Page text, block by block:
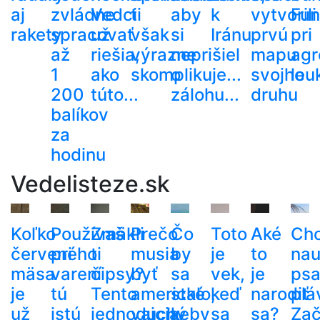
aj
rakety
zvládne
spracovať
až
1
200
balíkov
za
hodinu
Vedci
už
riešia,
ako
túto...
ti
však
výrazne
skomplikuje...
aby
si
neprišiel
o
zálohu...
k
Iránu
vytvorili
prvú
mapu
svojho
druhu
pri
Vedelisteze.sk
Koľko
červeného
mäsa
je
už
Používaš
pri
varení
tú
istú
Zmäkli
ti
čipsy?
Tento
jednoduchý
Prečo
musia
byť
americké
vajcia
Čo
by
sa
stalo,
keby
Toto
je
vek,
keď
sa
Aké
to
je
narodiť
sa?
psa